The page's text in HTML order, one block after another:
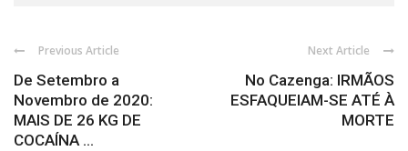
Previous Article
De Setembro a
Novembro de 2020:
MAIS DE 26 KG DE
COCAÍNA ...
Next Article
No Cazenga: IRMÃOS
ESFAQUEIAM-SE ATÉ À
MORTE